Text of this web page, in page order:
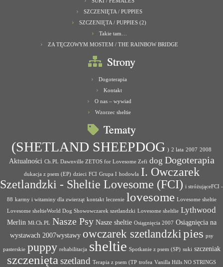
SZCZENIĘTA / PUPPIES
SZCZENIĘTA / PUPPIES (2)
Takie tam…
ZA TĘCZOWYM MOSTEM / THE RAINBOW BRIDGE
Strony
Dogoterapia
Kontakt
O nas – wywiad
Wzorzec sheltie
Tematy
(SHETLAND SHEEPDOG ) 2 lata 2007 2008
Aktualności Ch.PL Dawnville ZETOS for Lovesome Zefi dog Dogoterapia
dukacja z psem (EP) dzieci FCI Grupa I hodowla I. Owczarek
Szetlandzki - Sheltie Lovesome (FCI) i stróżująceFCI -
88 karmy i witaminy dla zwierząt kontakt leczenie lovesome Lovesome sheltie
Lovesome sheltieWorld Dog Showowczarek szetlandzki Lovesome sheltlie Lythwood
Merlin Mł.Ch.PL Nasze Psy Nasze sheltie Osiągnięcia 2007 Osiągnięcia na
wystawach 2007wystawy owczarek szetlandzkipies psy
pasterskie puppy rehabilitacja sheltie Spotkanie z psem (SP) suki szczeniak
szczenięta szetland Terapia z psem (TP trofea Vanilla Hills NO STRINGS